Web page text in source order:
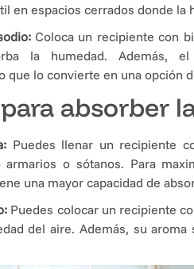
en espacios cerrados donde la
Coloca un recipiente con
la humedad. Además,
que lo convierte en una opción
absorber
Puedes llenar un recipiente
armarios o sótanos. Para
una mayor capacidad de
Puedes colocar un recipiente
del aire. Además, su